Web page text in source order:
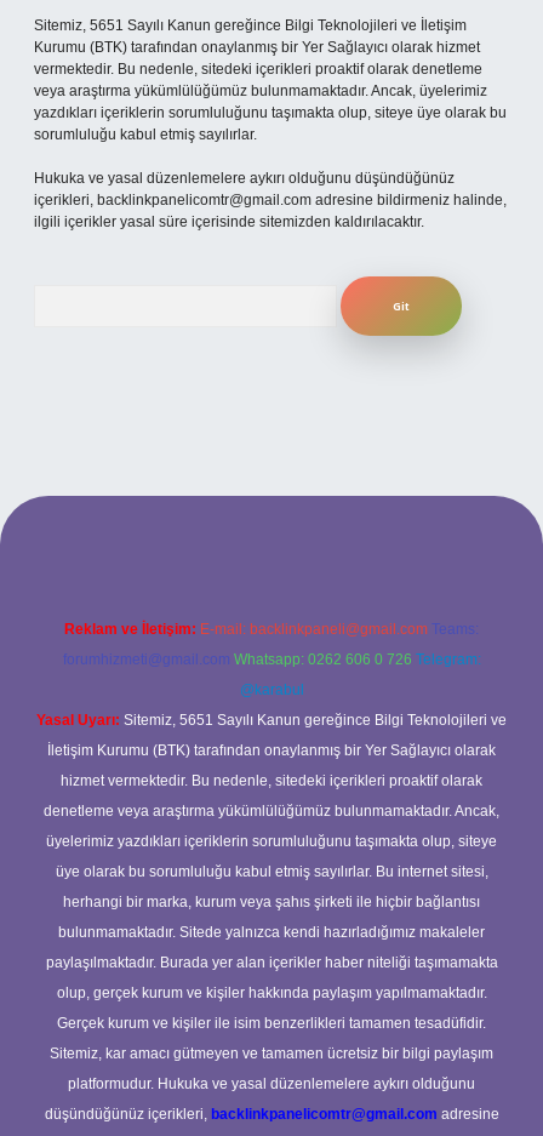
Sitemiz, 5651 Sayılı Kanun gereğince Bilgi Teknolojileri ve İletişim
Kurumu (BTK) tarafından onaylanmış bir Yer Sağlayıcı olarak hizmet
vermektedir. Bu nedenle, sitedeki içerikleri proaktif olarak denetleme
veya araştırma yükümlülüğümüz bulunmamaktadır. Ancak, üyelerimiz
yazdıkları içeriklerin sorumluluğunu taşımakta olup, siteye üye olarak bu
sorumluluğu kabul etmiş sayılırlar.
Hukuka ve yasal düzenlemelere aykırı olduğunu düşündüğünüz
içerikleri, backlinkpanelicomtr@gmail.com adresine bildirmeniz halinde,
ilgili içerikler yasal süre içerisinde sitemizden kaldırılacaktır.
Reklam ve İletişim: E-mail: backlinkpaneli@gmail.com Teams:
forumhizmeti@gmail.com Whatsapp: 0262 606 0 726 Telegram:
@karabul
Yasal Uyarı: Sitemiz, 5651 Sayılı Kanun gereğince Bilgi Teknolojileri ve
İletişim Kurumu (BTK) tarafından onaylanmış bir Yer Sağlayıcı olarak
hizmet vermektedir. Bu nedenle, sitedeki içerikleri proaktif olarak
denetleme veya araştırma yükümlülüğümüz bulunmamaktadır. Ancak,
üyelerimiz yazdıkları içeriklerin sorumluluğunu taşımakta olup, siteye
üye olarak bu sorumluluğu kabul etmiş sayılırlar. Bu internet sitesi,
herhangi bir marka, kurum veya şahıs şirketi ile hiçbir bağlantısı
bulunmamaktadır. Sitede yalnızca kendi hazırladığımız makaleler
paylaşılmaktadır. Burada yer alan içerikler haber niteliği taşımamakta
olup, gerçek kurum ve kişiler hakkında paylaşım yapılmamaktadır.
Gerçek kurum ve kişiler ile isim benzerlikleri tamamen tesadüfidir.
Sitemiz, kar amacı gütmeyen ve tamamen ücretsiz bir bilgi paylaşım
platformudur. Hukuka ve yasal düzenlemelere aykırı olduğunu
düşündüğünüz içerikleri, backlinkpanelicomtr@gmail.com adresine